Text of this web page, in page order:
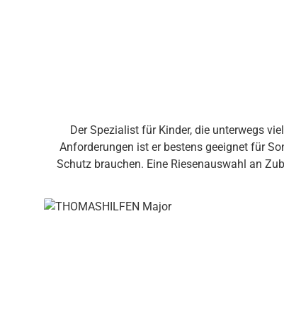
Der Spezialist für Kinder, die unterwegs
Anforderungen ist er bestens geeignet für
Schutz brauchen. Eine Riesenauswahl an Zubehör und
gestützt Kopfstütze wächst in 9 Schritten mit Entspanntes Anlehnen auch bei längeren Fahrten – mit zusätzlich nutzbaren Polstereinsätzen wird die Kopfstütze noch weicher
und bequemer. Komfortabel ausgestattet Weicher, atmungsaktiver Bezug für angenehmen Sitzkomfort ohne lästiges Schwitzen integrierte Ruheposition einstellbar großer